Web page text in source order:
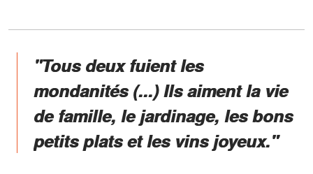
"Tous deux fuient les
mondanités (...) Ils aiment la vie
de famille, le jardinage, les bons
petits plats et les vins joyeux."